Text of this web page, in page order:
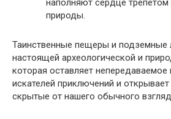
наполняют сердце
природы.
Таинственные пещеры и подземные
настоящей археологической и
которая оставляет непередаваемое
искателей приключений и
скрытые от нашего обычного